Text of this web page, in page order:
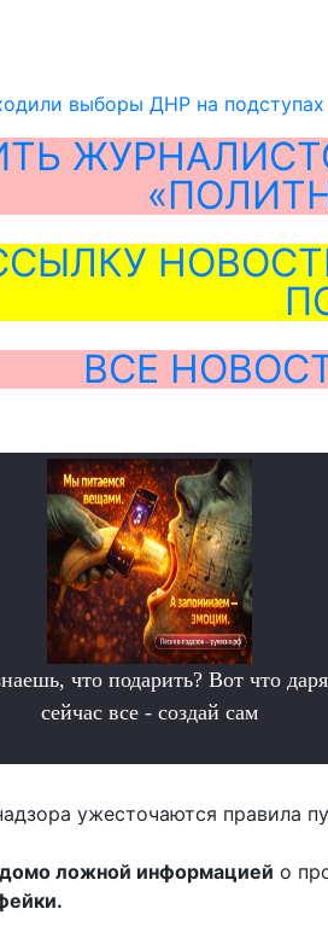
выборы ДНР на
ВСЕ
что подарить? Вот что
сейчас все - создай сам
ужесточаются правила
ложной информацией о